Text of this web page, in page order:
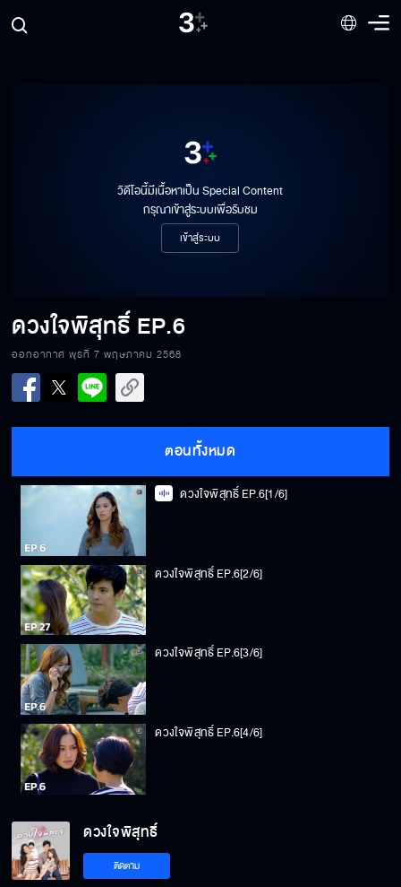
วิดีโอนี้มีเนื้อหาเป็น Special Content
กรุณาเข้าสู่ระบบเพื่อรับชม
เข้าสู่ระบบ
ดวงใจพิสุทธิ์ EP.6
ออกอากาศ พุธที่ 7 พฤษภาคม 2568
ตอนทั้งหมด
ดวงใจพิสุทธิ์ EP.6[1/6]
ดวงใจพิสุทธิ์ EP.6[2/6]
ดวงใจพิสุทธิ์ EP.6[3/6]
ดวงใจพิสุทธิ์ EP.6[4/6]
ดวงใจพิสุทธิ์
ติดตาม